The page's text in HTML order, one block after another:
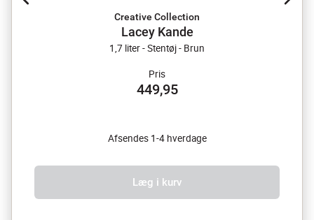
Creative Collection
Lacey Kande
1,7 liter - Stentøj - Brun
Pris
449,95
Afsendes 1-4 hverdage
Læg i kurv